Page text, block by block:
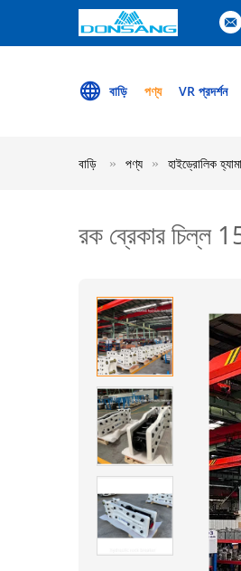
বাড়ি পণ্য VR প্রদর্শন
বাড়ি পণ্য হাইড্রোলিক
রক ব্রেকার চিল্ল